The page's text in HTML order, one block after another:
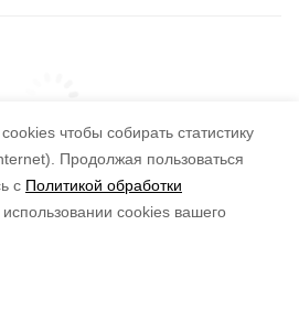
чтобы собирать статистику
Продолжая пользоваться
с Политикой обработки
использовании cookies вашего